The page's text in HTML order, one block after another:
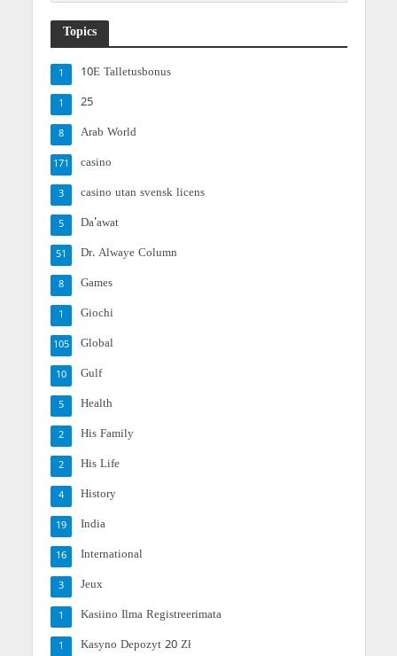
Topics
10E Talletusbonus
1
25
1
Arab World
8
casino
171
casino utan svensk licens
3
Da'awat
5
Dr. Alwaye Column
51
Games
8
Giochi
1
Global
105
Gulf
10
Health
5
His Family
2
His Life
2
History
4
India
19
International
16
Jeux
3
Kasiino Ilma Registreerimata
1
Kasyno Depozyt 20 Zł
1